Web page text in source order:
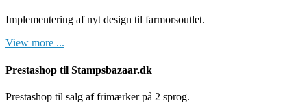
Implementering af nyt design til farmorsoutlet.
View more ...
Prestashop til Stampsbazaar.dk
Prestashop til salg af frimærker på 2 sprog.